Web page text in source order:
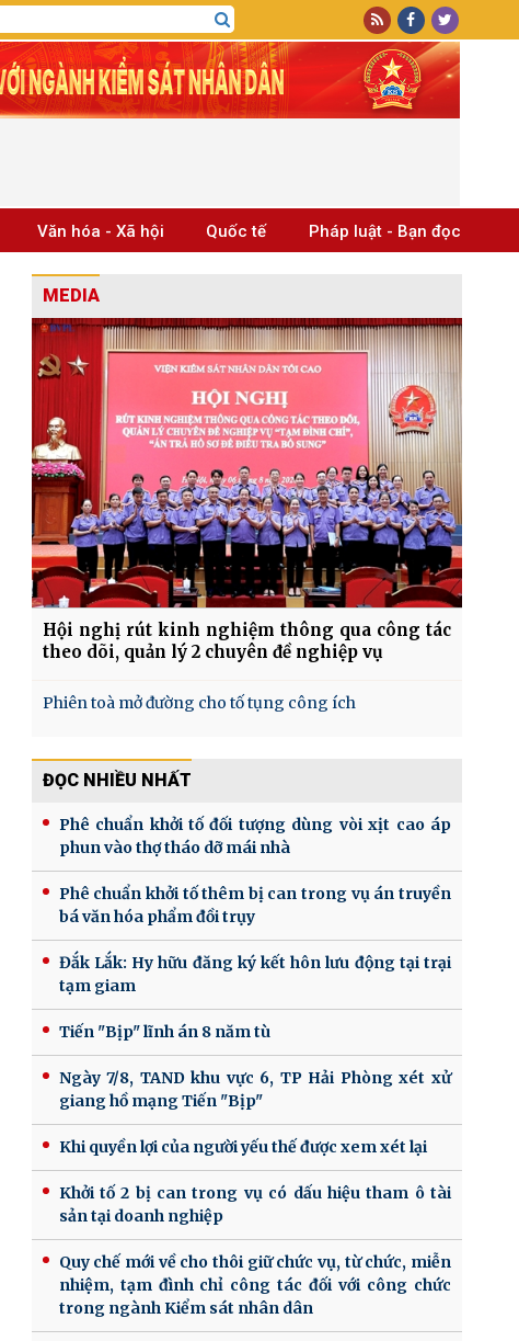
Văn hóa - Xã hội Quốc tế Pháp luật - Bạn đọc
MEDIA
Hội nghị rút kinh nghiệm thông qua công tác
theo dõi, quản lý 2 chuyên đề nghiệp vụ
Phiên toà mở đường cho tố tụng công ích
ĐỌC NHIỀU NHẤT
Phê chuẩn khởi tố đối tượng dùng vòi xịt cao áp
phun vào thợ tháo dỡ mái nhà
Phê chuẩn khởi tố thêm bị can trong vụ án truyền
bá văn hóa phẩm đồi trụy
Đắk Lắk: Hy hữu đăng ký kết hôn lưu động tại trại
tạm giam
Tiến "Bịp" lĩnh án 8 năm tù
Ngày 7/8, TAND khu vực 6, TP Hải Phòng xét xử
giang hồ mạng Tiến "Bịp"
Khi quyền lợi của người yếu thế được xem xét lại
Khởi tố 2 bị can trong vụ có dấu hiệu tham ô tài
sản tại doanh nghiệp
Quy chế mới về cho thôi giữ chức vụ, từ chức, miễn
nhiệm, tạm đình chỉ công tác đối với công chức
trong ngành Kiểm sát nhân dân